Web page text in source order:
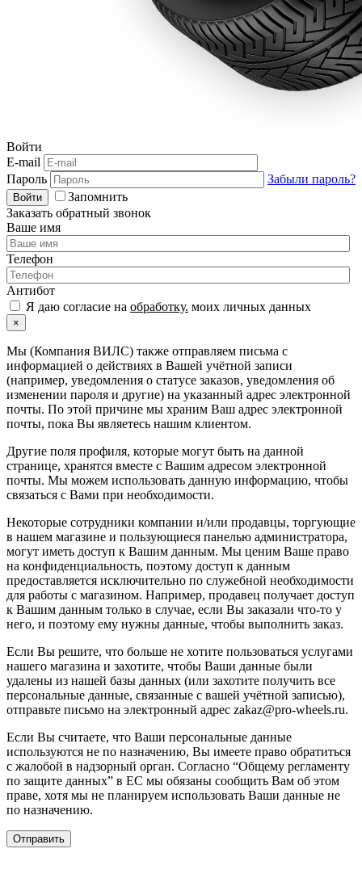
Войти
E-mail
Пароль
Забыли пароль?
Войти
Запомнить
Заказать обратный звонок
Ваше имя
Телефон
Антибот
Я даю согласие на обработку. моих личных данных
×
Мы (Компания ВИЛС) также отправляем письма с
информацией о действиях в Вашей учётной записи
(например, уведомления о статусе заказов, уведомления об
изменении пароля и другие) на указанный адрес электронной
почты. По этой причине мы храним Ваш адрес электронной
почты, пока Вы являетесь нашим клиентом.
Другие поля профиля, которые могут быть на данной
странице, хранятся вместе с Вашим адресом электронной
почты. Мы можем использовать данную информацию, чтобы
связаться с Вами при необходимости.
Некоторые сотрудники компании и/или продавцы, торгующие
в нашем магазине и пользующиеся панелью администратора,
могут иметь доступ к Вашим данным. Мы ценим Ваше право
на конфиденциальность, поэтому доступ к данным
предоставляется исключительно по служебной необходимости
для работы с магазином. Например, продавец получает доступ
к Вашим данным только в случае, если Вы заказали что-то у
него, и поэтому ему нужны данные, чтобы выполнить заказ.
Если Вы решите, что больше не хотите пользоваться услугами
нашего магазина и захотите, чтобы Ваши данные были
удалены из нашей базы данных (или захотите получить все
персональные данные, связанные с вашей учётной записью),
отправьте письмо на электронный адрес zakaz@pro-wheels.ru.
Если Вы считаете, что Ваши персональные данные
используются не по назначению, Вы имеете право обратиться
с жалобой в надзорный орган. Согласно “Общему регламенту
по защите данных” в ЕС мы обязаны сообщить Вам об этом
праве, хотя мы не планируем использовать Ваши данные не
по назначению.
Отправить